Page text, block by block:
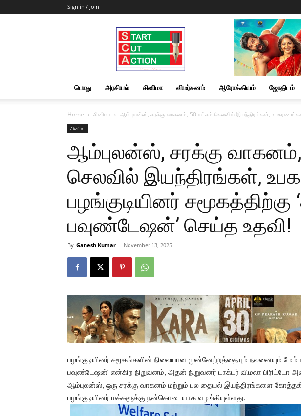
Sign in / Join
Start
Cut
Action
|
News
&
பொது அரசியல் சினிமா விமர்சனம் ஆரோக்கியம் ஜோதிடம்
Home சினிமா ஆம்புலன்ஸ், சரக்கு வாகனம், 50 லட்சம் செலவில் இயந்திரங்கள்,
சினிமா
ஆம்புலன்ஸ், சரக்கு
செலவில் இயந்திரங்கள்,
பழங்குடியினர் சமூகத்திற்கு
பவுண்டேஷன்’ செய்த உதவி!
By Ganesh Kumar - November 13, 2025
பழங்குடியினர் சமூகங்களின் நிலையான முன்னேற்றத்தையும் நலனையும்
பவுண்டேஷன்’ என்கிற நிறுவனம், அதன் நிறுவனர் டாக்டர் விமலா பிரிட்டோ
ஆம்புலன்ஸ், ஒரு சரக்கு வாகனம் மற்றும் பல தையல் இயந்திரங்களை
பழங்குடியினர் மக்களுக்கு நன்கொடையாக வழங்கியுள்ளது.